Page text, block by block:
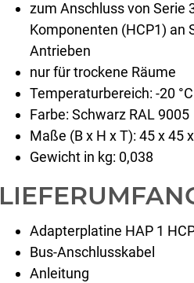
zum Anschluss von Serie
Komponenten (HCP1) an
Antrieben
nur für trockene Räume
Temperaturbereich: -20
Farbe: Schwarz RAL 9005
Maße (B x H x T): 45 x 45
Gewicht in kg: 0,038
Adapterplatine HAP 1
Bus-Anschlusskabel
Anleitung